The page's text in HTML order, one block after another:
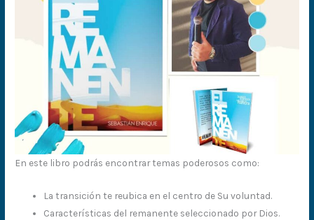
En este libro podrás encontrar temas poderosos como:
La transición te reubica en el centro de Su voluntad.
Características del remanente seleccionado por Dios.